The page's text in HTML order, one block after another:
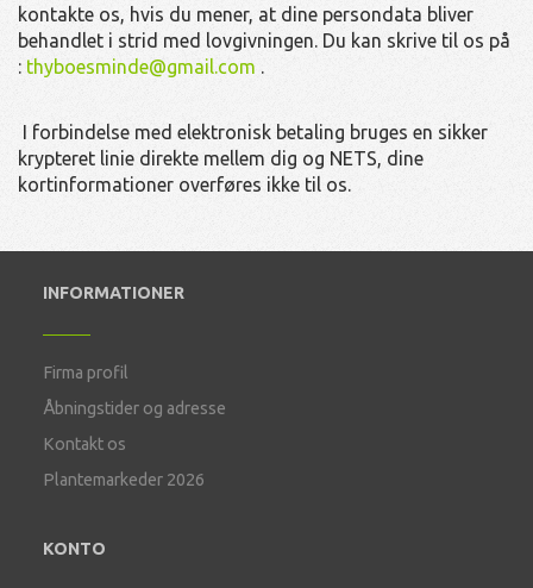
kontakte os, hvis du mener, at dine persondata bliver
behandlet i strid med lovgivningen. Du kan skrive til os på
: thyboesminde@gmail.com .
I forbindelse med elektronisk betaling bruges en sikker
krypteret linie direkte mellem dig og NETS, dine
kortinformationer overføres ikke til os.
INFORMATIONER
Firma profil
Åbningstider og adresse
Kontakt os
Plantemarkeder 2026
KONTO